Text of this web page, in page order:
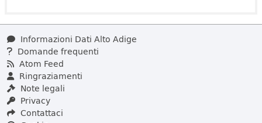
Informazioni Dati Alto Adige
Domande frequenti
Atom Feed
Ringraziamenti
Note legali
Privacy
Contattaci